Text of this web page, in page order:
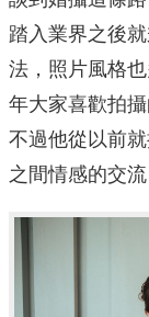
踏入業界之後
法，照片風格
年大家喜歡拍
不過他從以前
之間情感的交